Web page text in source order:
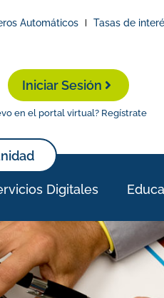
Automáticos
Tasas de
en el portal virtual? Regístrate
Iniciar Sesión
Digitales